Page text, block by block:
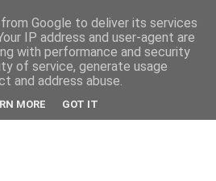
Google to deliver its services
IP address and user-agent are
with performance and security
of service, generate usage
and address abuse.
MORE GOT IT